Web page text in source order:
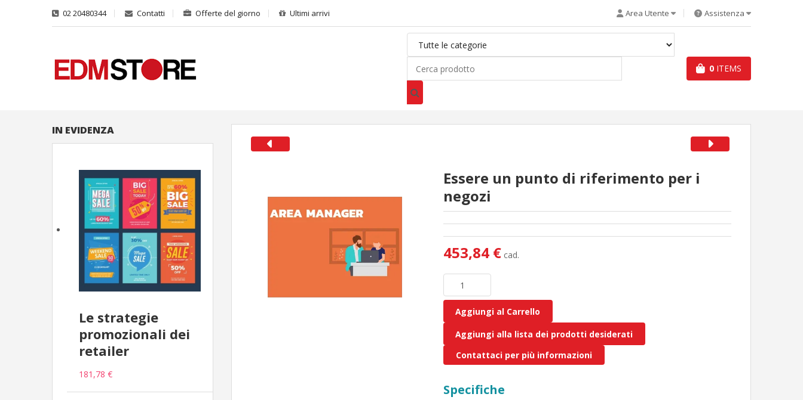
02 20480344 Contatti Offerte del giorno Ultimi arrivi Area Utente Assistenza
0 ITEMS
IN EVIDENZA
Le strategie
promozionali dei
retailer
181,78 €
Essere un punto di riferimento per i
negozi
453,84 € cad.
Aggiungi al Carrello
Aggiungi alla lista dei prodotti desiderati
Contattaci per più informazioni
Specifiche